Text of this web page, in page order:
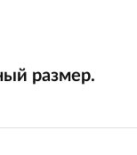
размер.